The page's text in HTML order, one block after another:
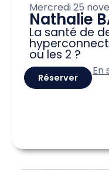
Mercredi 25
Nathalie
La santé de
ou les 2 ?
Réserver
En